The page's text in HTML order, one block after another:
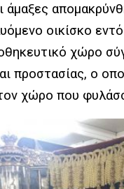
άμαξες
οικίσκο
χώρο
προστασίας, ο
χώρο που